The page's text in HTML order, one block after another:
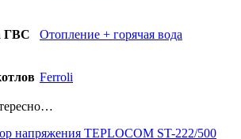
ГВС Отопление + горячая вода
Ferroli